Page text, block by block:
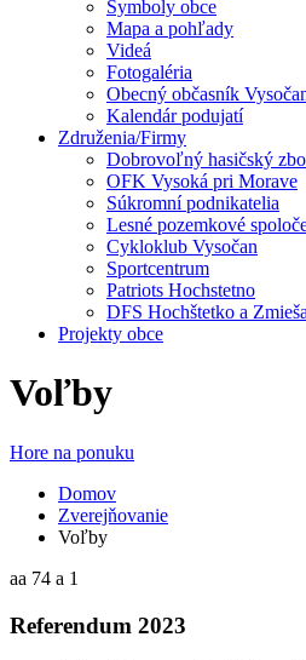
Symboly obce
Mapa a pohľady
Videá
Fotogaléria
Obecný občasník
Kalendár podujatí
Združenia/Firmy
Dobrovoľný hasičský
OFK Vysoká pri Morave
Súkromní podnikatelia
Lesné pozemkové
Cykloklub Vysočan
Sportcentrum
Patriots Hochstetno
DFS Hochštetko a
Projekty obce
Voľby
Hore na ponuku
Domov
Zverejňovanie
Voľby
aa 74 a 1
Referendum 2023